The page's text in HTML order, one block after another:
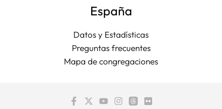
España
Datos y Estadísticas
Preguntas frecuentes
Mapa de congregaciones